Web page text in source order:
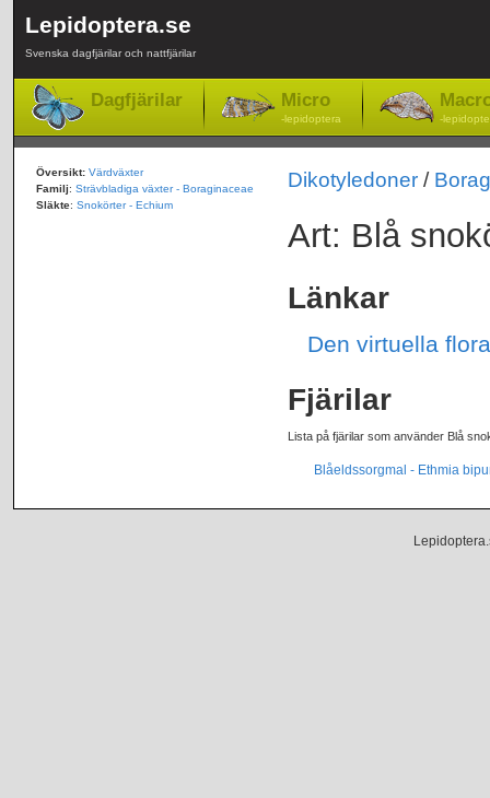
Lepidoptera.se
Svenska dagfjärilar och nattfjärilar
Dagfjärilar Micro
-lepidoptera -
Dikotyledoner/
Art: Blå
Länkar
Den virtuella
Fjärilar
Lista på fjärilar som använder Blå
Blåeldssorgmal - Ethmia
Översikt: Värdväxter
Familj: Strävbladiga växter - Boraginaceae
Släkte: Snokörter - Echium